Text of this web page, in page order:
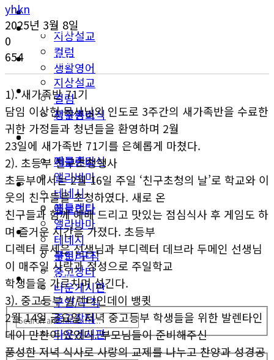
오피니언
지상설교
컬럼
생활영어
미국뉴스
지구촌소식
동남부
애틀랜타
앨라바마
테네시
플로리다
생활안내
구인/구직
중고장터
타운게시판
이민뉴스
오피니언
지상설교
컬럼
생활영어
미국뉴스
지구촌소식
동남부
애틀랜타
앨라바마
테네시
플로리다
생활안내
구인/구직
중고장터
타운게시판
yhkn
2025년 3월 8일
0
654
1). 새가족반 71기
담임 이상현 목사님의 인도로 3주간의 새가족반을 수료한
귀한 가정들과 청년들을 환영하며 2월
23일에 새가족반 71기를 은혜롭게 마쳤다.
2). 초등부 친구초청행사
초등부에서는 2월 16일 주일 ‘친구초청의 날’로 학교와 이
웃의 친구들을 초청하였다. 새로 온
친구들과 함께 예배 드리고 맛있는 점심식사 후 게임도 하
며 즐거운 시간을 가졌다. 초등부
디렉터 류세은 선생님과 부디렉터 데브라 두메인 선생님
이 매주일 사랑과 정성으로 주일학교
학생들을 가르치며 섬긴다.
3). 중고등부 발렌타인데이 뱅큇
2월 14일 금요일 저녁 중고등부 학생들을 위한 발렌타인
데이 만찬이 있었다. 부모님들이 준비해주신
풍성한 저녁 식사로 사랑의 교제를 나누고 찬양과 성경공